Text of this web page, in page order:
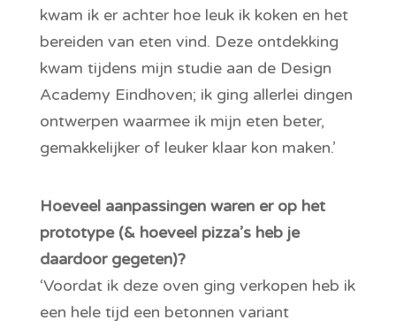
kwam ik er achter hoe leuk ik koken en het
bereiden van eten vind. Deze ontdekking
kwam tijdens mijn studie aan de Design
Academy Eindhoven; ik ging allerlei dingen
ontwerpen waarmee ik mijn eten beter,
gemakkelijker of leuker klaar kon maken.’
Hoeveel aanpassingen waren er op het
prototype (& hoeveel pizza’s heb je
daardoor gegeten)?
‘Voordat ik deze oven ging verkopen heb ik
een hele tijd een betonnen variant